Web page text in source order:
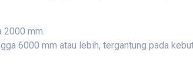
mm.
6000 mm atau lebih, tergantung pada